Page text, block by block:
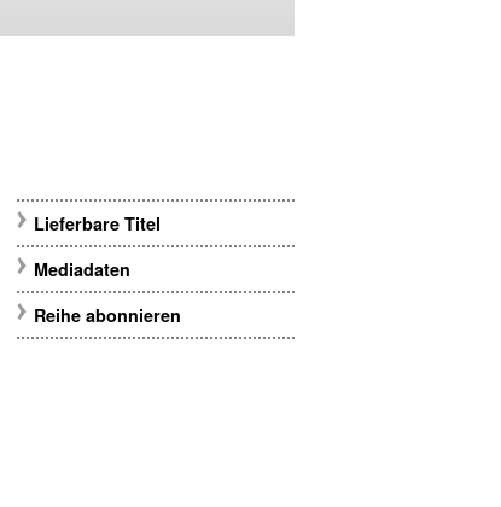
Lieferbare Titel
Mediadaten
Reihe abonnieren